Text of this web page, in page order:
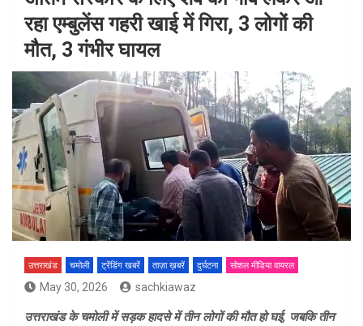
रहा एम्बुलेंस गहरी खाई में गिरा, 3 लोगों की
मौत, 3 गंभीर घायल
उत्तराखंड चमोली ट्रेंडिंग खबरें ताज़ा ख़बरें दुर्घटना सोशल मीडिया वायरल
May 30, 2026 sachkiawaz
उत्तराखंड के चमोली में सड़क हादसे में तीन लोगों की मौत हो घई, जबकि तीन